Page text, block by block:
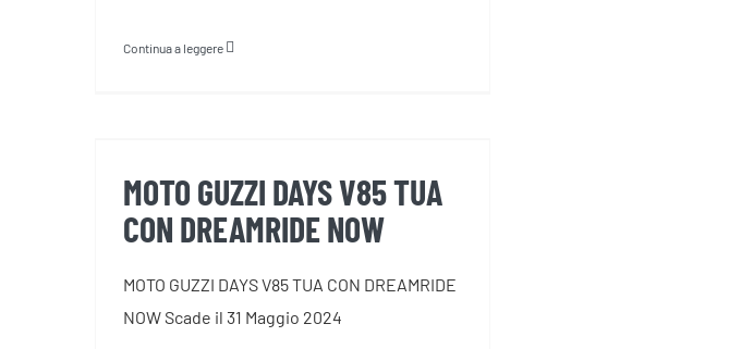
Continua a leggere
MOTO GUZZI DAYS V85 TUA
CON DREAMRIDE NOW
MOTO GUZZI DAYS V85 TUA CON DREAMRIDE
NOW Scade il 31 Maggio 2024